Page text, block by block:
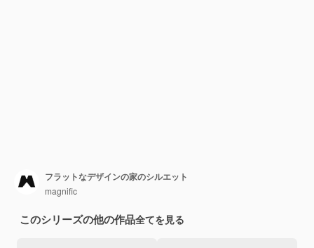
フラットなデザインの家のシルエット
magnific
このシリーズの他の作品全てを見る